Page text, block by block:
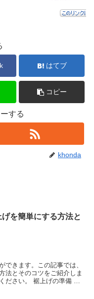
はてブ
コピー
する
khonda
を簡単にする方法と
できます。この記事では、
法とそのコツをご紹介しま
ださい。 裾上げの準備 裾